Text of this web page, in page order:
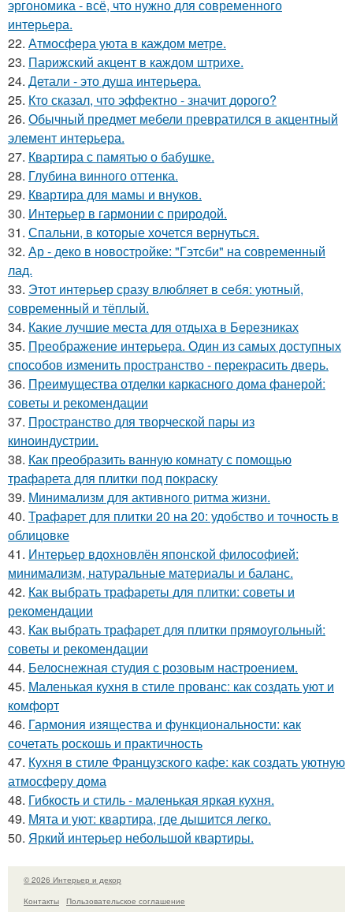
эргономика - всё, что нужно для современного
интерьера.
22. Атмосфера уюта в каждом метре.
23. Парижский акцент в каждом штрихе.
24. Детали - это душа интерьера.
25. Кто сказал, что эффектно - значит дорого?
26. Обычный предмет мебели превратился в акцентный
элемент интерьера.
27. Квартира с памятью о бабушке.
28. Глубина винного оттенка.
29. Квартира для мамы и внуков.
30. Интерьер в гармонии с природой.
31. Спальни, в которые хочется вернуться.
32. Ар - деко в новостройке: "Гэтсби" на современный
лад.
33. Этот интерьер сразу влюбляет в себя: уютный,
современный и тёплый.
34. Какие лучшие места для отдыха в Березниках
35. Преображение интерьера. Один из самых доступных
способов изменить пространство - перекрасить дверь.
36. Преимущества отделки каркасного дома фанерой:
советы и рекомендации
37. Пространство для творческой пары из
киноиндустрии.
38. Как преобразить ванную комнату с помощью
трафарета для плитки под покраску
39. Минимализм для активного ритма жизни.
40. Трафарет для плитки 20 на 20: удобство и точность в
облицовке
41. Интерьер вдохновлён японской философией:
минимализм, натуральные материалы и баланс.
42. Как выбрать трафареты для плитки: советы и
рекомендации
43. Как выбрать трафарет для плитки прямоугольный:
советы и рекомендации
44. Белоснежная студия с розовым настроением.
45. Маленькая кухня в стиле прованс: как создать уют и
комфорт
46. Гармония изящества и функциональности: как
сочетать роскошь и практичность
47. Кухня в стиле Французского кафе: как создать уютную
атмосферу дома
48. Гибкость и стиль - маленькая яркая кухня.
49. Мята и уют: квартира, где дышится легко.
50. Яркий интерьер небольшой квартиры.
© 2026 Интерьер и декор
Контакты
Пользовательское соглашение